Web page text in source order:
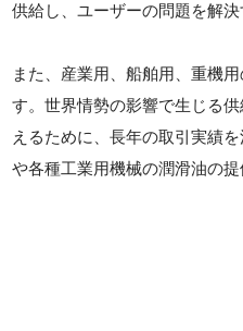
供給し、ユーザーの問題を解
また、産業用、船舶用、重機
す。世界情勢の影響で生じる
えるために、長年の取引実績
や各種工業用機械の潤滑油の提